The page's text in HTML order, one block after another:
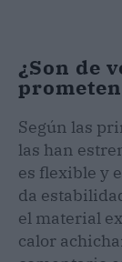
¿Son de
Según las
las han
es flexible y
da
el material
calor